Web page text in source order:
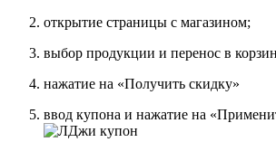
открытие страницы с магазином;
выбор продукции и перенос в
нажатие на «Получить скидку»
ввод купона и нажатие на